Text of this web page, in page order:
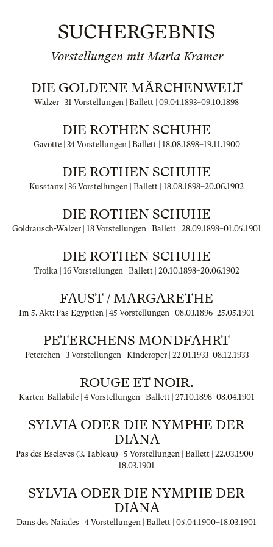
SUCHERGEBNIS
Vorstellungen mit Maria Kramer
DIE GOLDENE MÄRCHENWELT
Walzer | 31 Vorstellungen | Ballett | 09.04.1893–09.10.1898
DIE ROTHEN SCHUHE
Gavotte | 34 Vorstellungen | Ballett | 18.08.1898–19.11.1900
DIE ROTHEN SCHUHE
Kusstanz | 36 Vorstellungen | Ballett | 18.08.1898–20.06.1902
DIE ROTHEN SCHUHE
Goldrausch-Walzer | 18 Vorstellungen | Ballett | 28.09.1898–01.05.1901
DIE ROTHEN SCHUHE
Troika | 16 Vorstellungen | Ballett | 20.10.1898–20.06.1902
FAUST / MARGARETHE
Im 5. Akt: Pas Egyptien | 45 Vorstellungen | 08.03.1896–25.05.1901
PETERCHENS MONDFAHRT
Peterchen | 3 Vorstellungen | Kinderoper | 22.01.1933–08.12.1933
ROUGE ET NOIR.
Karten-Ballabile | 4 Vorstellungen | Ballett | 27.10.1898–08.04.1901
SYLVIA ODER DIE NYMPHE DER
DIANA
Pas des Esclaves (3. Tableau) | 5 Vorstellungen | Ballett | 22.03.1900–
18.03.1901
SYLVIA ODER DIE NYMPHE DER
DIANA
Dans des Naiades | 4 Vorstellungen | Ballett | 05.04.1900–18.03.1901